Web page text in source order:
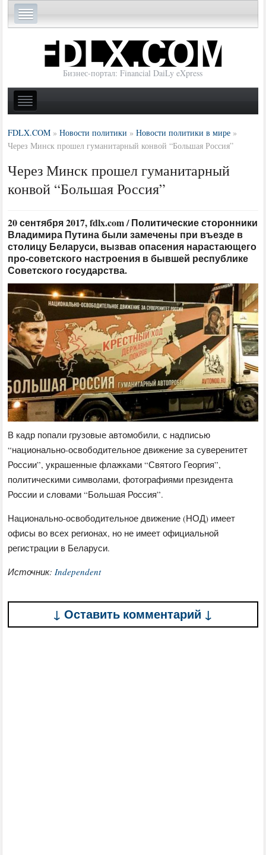
Бизнес-портал: Financial DaiLy eXpress
FDLX.COM »Новости политики »Новости политики в мире »
Через Минск прошел гуманитарный конвой “Большая Россия”
Через Минск прошел гуманитарный
конвой “Большая Россия”
20 сентября 2017, fdlx.com / Политические сторонники
Владимира Путина были замечены при въезде в
столицу Беларуси, вызвав опасения нарастающего
про-советского настроения в бывшей республике
Советского государства.
В кадр попали грузовые автомобили, с надписью
“национально-освободительное движение за суверенитет
России”, украшенные флажками “Святого Георгия”,
политическими символами, фотографиями президента
России и словами “Большая Россия”.
Национально-освободительное движение (НОД) имеет
офисы во всех регионах, но не имеет официальной
регистрации в Беларуси.
Источник:Independent
↓ Оставить комментарий ↓